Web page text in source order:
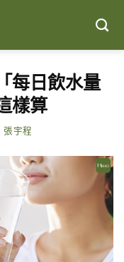
每日飲水量
樣算
張宇程